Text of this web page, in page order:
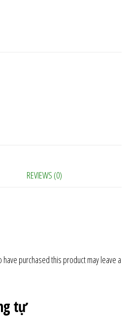
REVIEWS (0)
purchased this product may leave a
tự